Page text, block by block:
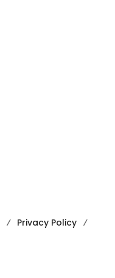
Privacy Policy